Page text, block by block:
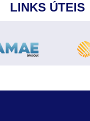
LINKS ÚTEIS